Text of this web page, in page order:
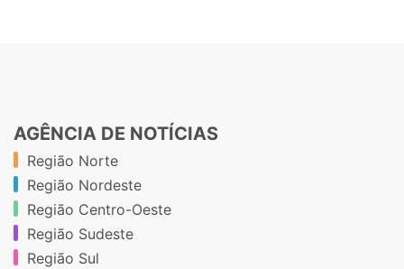
AGÊNCIA DE NOTÍCIAS
Região Norte
Região Nordeste
Região Centro-Oeste
Região Sudeste
Região Sul